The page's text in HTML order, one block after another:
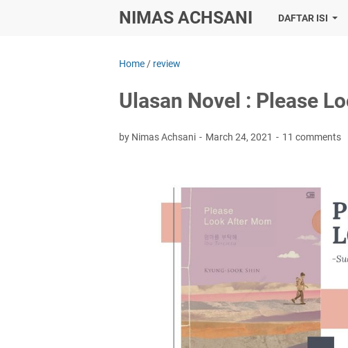
NIMAS ACHSANI DAFTAR ISI
Home / review
Ulasan Novel : Please
by Nimas Achsani March 24, 2021 11 comments